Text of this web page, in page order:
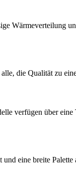
Wärmeverteilung
die Qualität zu
verfügen über
eine breite Palette